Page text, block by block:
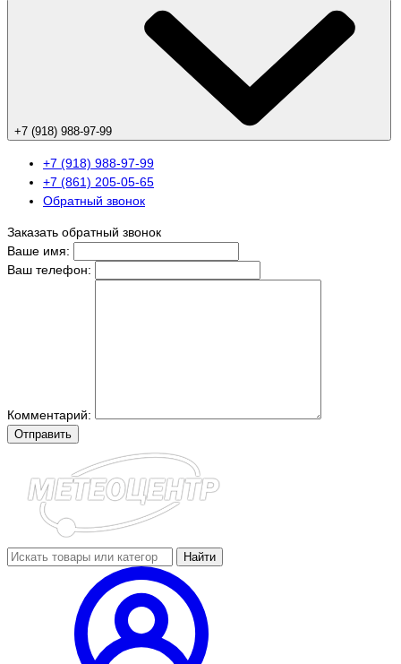
+7 (918) 988-97-99
+7 (918) 988-97-99
+7 (861) 205-05-65
Обратный звонок
Заказать обратный звонок
Ваше имя:
Ваш телефон:
Комментарий:
Отправить
Найти